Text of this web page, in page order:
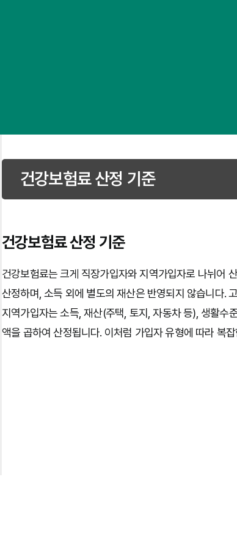
건강보험료 산정 기준
건강보험료 산정 기준
건강보험료는 크게 직장가입자와 지역가입자로 나뉘어
산정하며, 소득 외에 별도의 재산은 반영되지 않습니다.
지역가입자는 소득, 재산(주택, 토지, 자동차 등), 생활수
액을 곱하여 산정됩니다. 이처럼 가입자 유형에 따라 복